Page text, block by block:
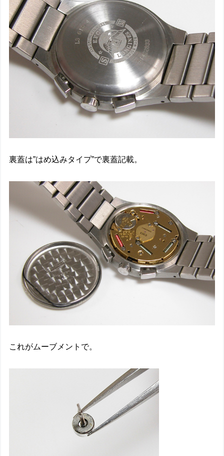
裏蓋は”はめ込みタイプ”で裏蓋記載。
これがムーブメントで。